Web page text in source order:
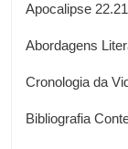
Apocalipse 22.21
Abordagens
Cronologia da
Bibliografia